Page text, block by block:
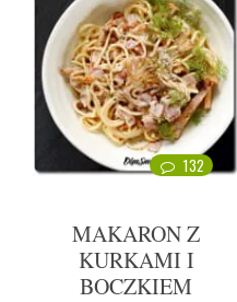
132
MAKARON Z
KURKAMI I
BOCZKIEM